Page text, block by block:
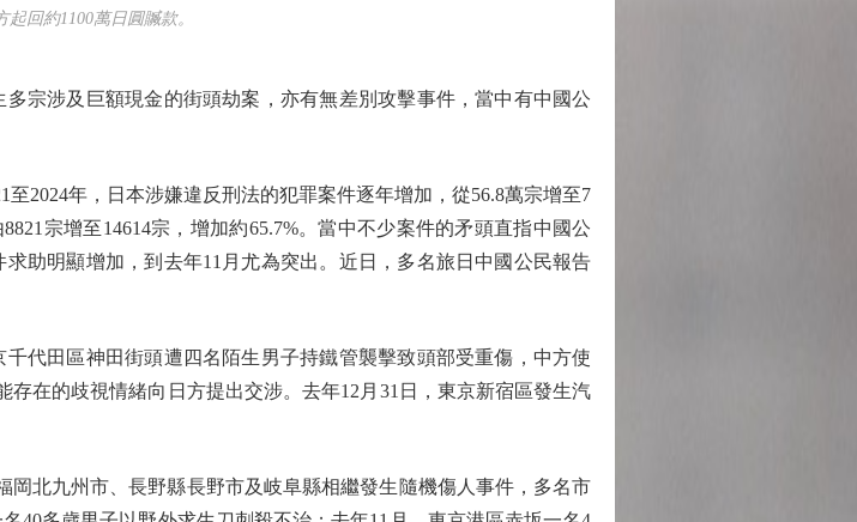
回約1100萬日圓贓款。
涉及巨額現金的街頭劫案，亦有無差別攻擊事件，當中有中國公
年，日本涉嫌違反刑法的犯罪案件逐年增加，從56.8萬宗增至7
宗增至14614宗，增加約65.7%。當中不少案件的矛頭直指中國公
助明顯增加，到去年11月尤為突出。近日，多名旅日中國公民報告
田區神田街頭遭四名陌生男子持鐵管襲擊致頭部受重傷，中方使
在的歧視情緒向日方提出交涉。去年12月31日，東京新宿區發生汽
北九州市、長野縣長野市及岐阜縣相繼發生隨機傷人事件，多名市